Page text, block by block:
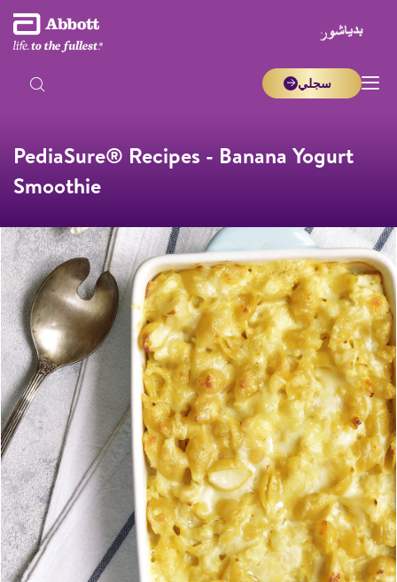
سجلي
PediaSure® Recipes - Banana Yogurt
Smoothie